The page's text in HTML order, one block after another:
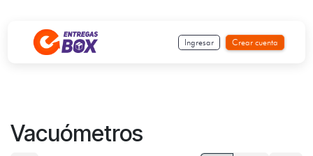
Ingresar Crear cuenta
Vacuómetros